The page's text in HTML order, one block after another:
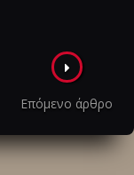
Επόμενο άρθρο